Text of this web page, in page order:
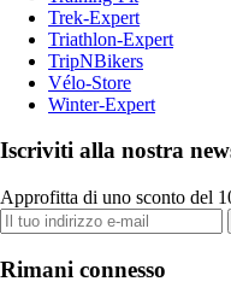
Trek-Expert
Triathlon-Expert
TripNBikers
Vélo-Store
Winter-Expert
Iscriviti alla nostra
Approfitta di uno sconto del
Rimani connesso